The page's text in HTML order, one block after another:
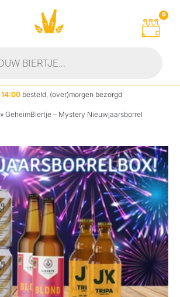
0
14:00 besteld, (over)morgen bezorgd
» GeheimBiertje – Mystery Nieuwjaarsborrel